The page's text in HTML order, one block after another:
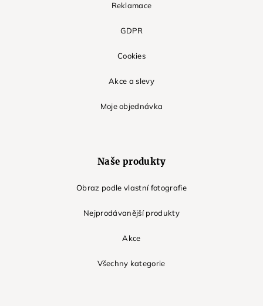
Reklamace
GDPR
Cookies
Akce a slevy
Moje objednávka
Naše produkty
Obraz podle vlastní fotografie
Nejprodávanější produkty
Akce
Všechny kategorie